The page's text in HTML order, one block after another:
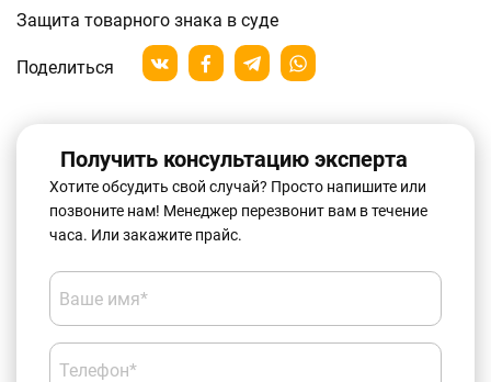
Защита товарного знака в суде
Поделиться
Получить консультацию эксперта
Хотите обсудить свой случай? Просто напишите или
позвоните нам! Менеджер перезвонит вам в течение
часа. Или закажите прайс.
Ваше имя*
Телефон*